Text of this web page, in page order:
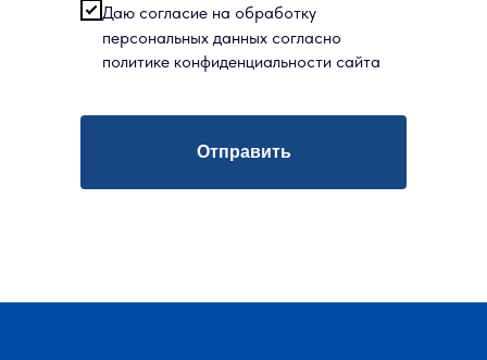
Даю согласие на обработку
персональных данных согласно
политике конфиденциальности сайта
Отправить